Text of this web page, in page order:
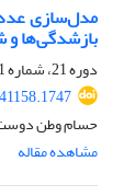
مدل‌سازی
بازشدگی‌ها
دوره 21، شماره 1، بهار 1405، صفحه
حسام وطن
مشاهده مقاله